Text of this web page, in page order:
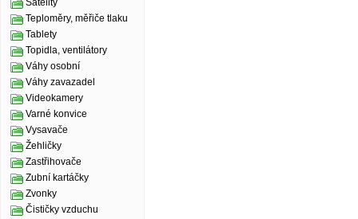
Satelity
Teploměry, měřiče tlaku
Tablety
Topidla, ventilátory
Váhy osobní
Váhy zavazadel
Videokamery
Varné konvice
Vysavače
Žehličky
Zastřihovače
Zubní kartáčky
Zvonky
Čističky vzduchu